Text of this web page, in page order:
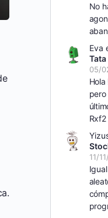
No
Eva
05/
11/